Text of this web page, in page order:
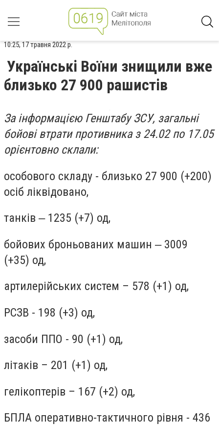
10:25, 17 травня 2022 р.
Українські Воїни знищили вже
близько 27 900 рашистів
За інформацією Генштабу ЗСУ, загальні
бойові втрати противника з 24.02 по 17.05
орієнтовно склали:
особового складу - близько 27 900 (+200)
осіб ліквідовано,
танків ‒ 1235 (+7) од,
бойових броньованих машин ‒ 3009
(+35) од,
артилерійських систем – 578 (+1) од,
РСЗВ - 198 (+3) од,
засоби ППО - 90 (+1) од,
літаків – 201 (+1) од,
гелікоптерів – 167 (+2) од,
БПЛА оперативно-тактичного рівня - 436